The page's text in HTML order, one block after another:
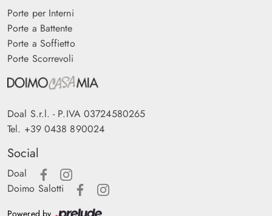
Porte per Interni
Porte a Battente
Porte a Soffietto
Porte Scorrevoli
Doal S.r.l. - P.IVA 03724580265
Tel. +39 0438 890024
Social
Doal
Doimo Salotti